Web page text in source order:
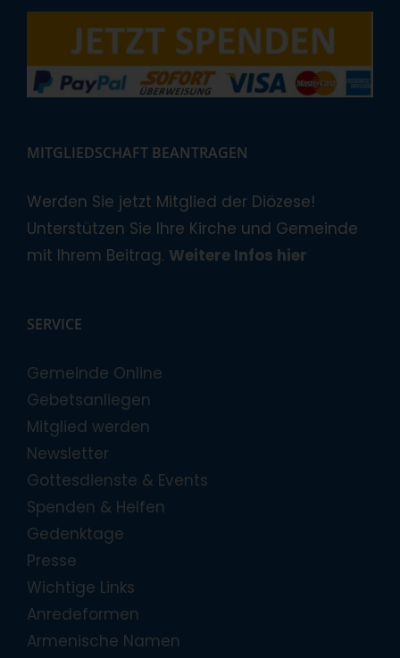
MITGLIEDSCHAFT BEANTRAGEN
Werden Sie jetzt Mitglied der Diözese!
Unterstützen Sie Ihre Kirche und Gemeinde
mit Ihrem Beitrag. Weitere Infos hier
SERVICE
Gemeinde Online
Gebetsanliegen
Mitglied werden
Newsletter
Gottesdienste & Events
Spenden & Helfen
Gedenktage
Presse
Wichtige Links
Anredeformen
Armenische Namen